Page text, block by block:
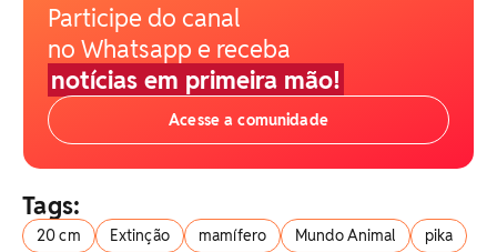
Participe do canal
no Whatsapp e receba
notícias em primeira mão!
Acesse a comunidade
Tags:
20 cm Extinção mamífero Mundo Animal pika